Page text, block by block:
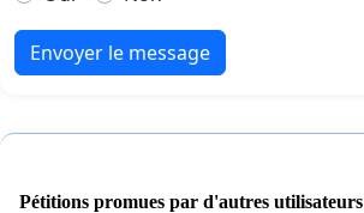
Envoyer le message
Pétitions promues par d'autres utilisateurs